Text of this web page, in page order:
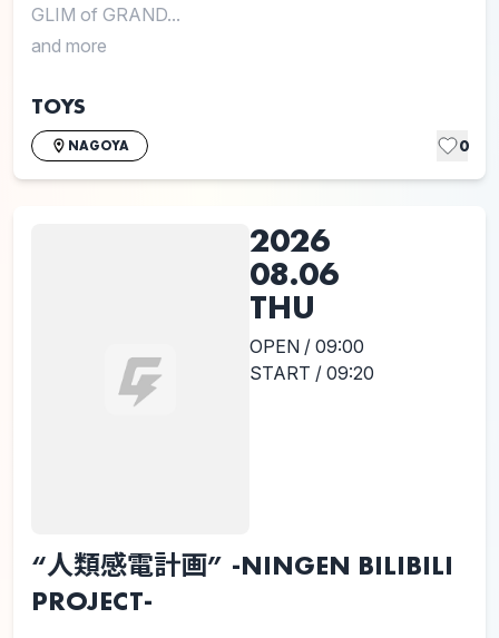
GLIM of GRAND...
and more
TOYS
NAGOYA 0
2026
08.06
THU
OPEN / 09:00
START / 09:20
“人類感電計画” -NINGEN BILIBILI
PROJECT-